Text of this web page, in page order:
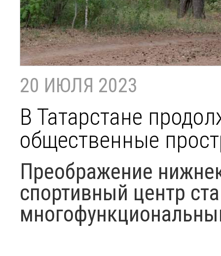
20 ИЮЛЯ 2023
В Татарстане
общественные
Преображение
спортивный центр